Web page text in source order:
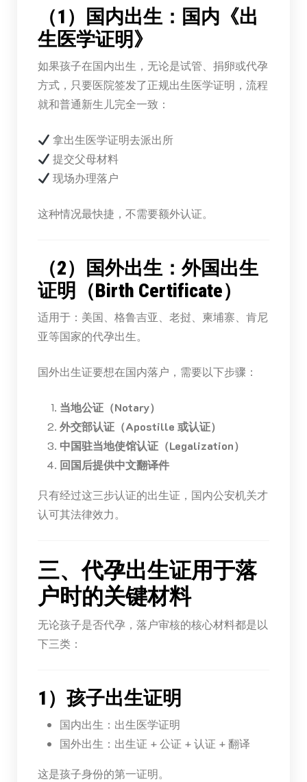
（1）国内出生：国内《出
生医学证明》
如果孩子在国内出生，无论是试管、捐卵或代孕
方式，只要医院签发了正规出生医学证明，流程
就和普通新生儿完全一致：
拿出生医学证明去派出所
提交父母材料
现场办理落户
这种情况最快捷，不需要额外认证。
（2）国外出生：外国出生
证明（Birth Certificate）
适用于：美国、格鲁吉亚、老挝、柬埔寨、肯尼
亚等国家的代孕出生。
国外出生证要想在国内落户，需要以下步骤：
当地公证（Notary）
外交部认证（Apostille 或认证）
中国驻当地使馆认证（Legalization）
回国后提供中文翻译件
只有经过这三步认证的出生证，国内公安机关才
认可其法律效力。
三、代孕出生证用于落
户时的关键材料
无论孩子是否代孕，落户审核的核心材料都是以
下三类：
1）孩子出生证明
国内出生：出生医学证明
国外出生：出生证 + 公证 + 认证 + 翻译
这是孩子身份的第一证明。